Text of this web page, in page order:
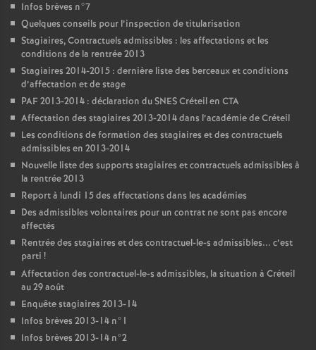
Infos brèves n°7
Quelques conseils pour l’inspection de titularisation
Stagiaires, Contractuels admissibles : les affectations et les
conditions de la rentrée 2013
Stagiaires 2014-2015 : dernière liste des berceaux et conditions
d’affectation et de stage
PAF2013-2014 : déclaration duSNESCréteil en CTA
Affectation des stagiaires 2013-2014 dans l’académie de Créteil
Les conditions de formation des stagiaires et des contractuels
admissibles en 2013-2014
Nouvelle liste des supports stagiaires et contractuels admissibles à
la rentrée 2013
Report à lundi 15 des affectations dans les académies
Des admissibles volontaires pour un contrat ne sont pas encore
affectés
Rentrée des stagiaires et des contractuel-le-s admissibles... c’est
parti !
Affectation des contractuel-le-s admissibles, la situation à Créteil
au 29 août
Enquête stagiaires 2013-14
Infos brèves 2013-14 n°1
Infos brèves 2013-14 n°2